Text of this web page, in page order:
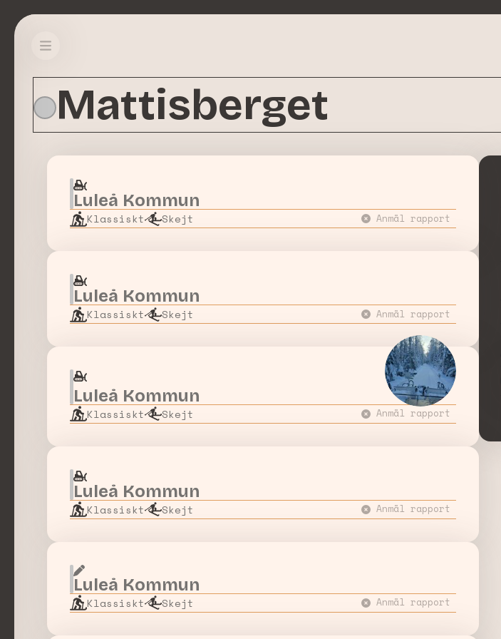
Mattisberget
Luleå Kommun
Klassiskt Skejt Anmäl rapport
Luleå Kommun
Klassiskt Skejt Anmäl rapport
Luleå Kommun
Klassiskt Skejt Anmäl rapport
Luleå Kommun
Klassiskt Skejt Anmäl rapport
Luleå Kommun
Klassiskt Skejt Anmäl rapport